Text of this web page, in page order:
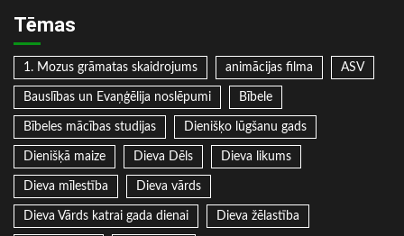
Tēmas
1. Mozus grāmatas skaidrojums animācijas filma ASV
Bauslības un Evaņģēlija noslēpumi Bībele
Bībeles mācības studijas Dienišķo lūgšanu gads
Dienišķā maize Dieva Dēls Dieva likums
Dieva mīlestība Dieva vārds
Dieva Vārds katrai gada dienai Dieva žēlastība